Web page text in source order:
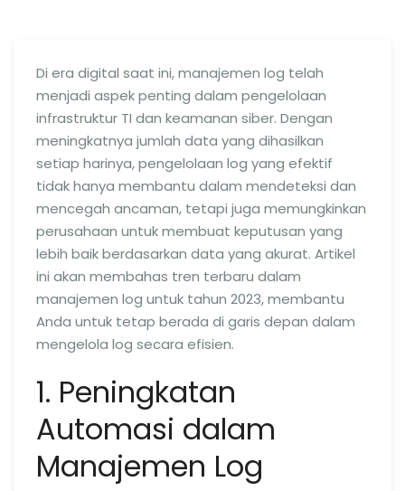
Di era digital saat ini, manajemen log telah
menjadi aspek penting dalam pengelolaan
infrastruktur TI dan keamanan siber. Dengan
meningkatnya jumlah data yang dihasilkan
setiap harinya, pengelolaan log yang efektif
tidak hanya membantu dalam mendeteksi dan
mencegah ancaman, tetapi juga memungkinkan
perusahaan untuk membuat keputusan yang
lebih baik berdasarkan data yang akurat. Artikel
ini akan membahas tren terbaru dalam
manajemen log untuk tahun 2023, membantu
Anda untuk tetap berada di garis depan dalam
mengelola log secara efisien.
1. Peningkatan
Automasi dalam
Manajemen Log